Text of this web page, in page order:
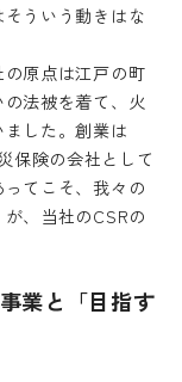
ういう動きはな
原点は江戸の町
法被を着て、火
した。創業は
保険の会社として
てこそ、我々の
、当社のCSRの
業と「目指す